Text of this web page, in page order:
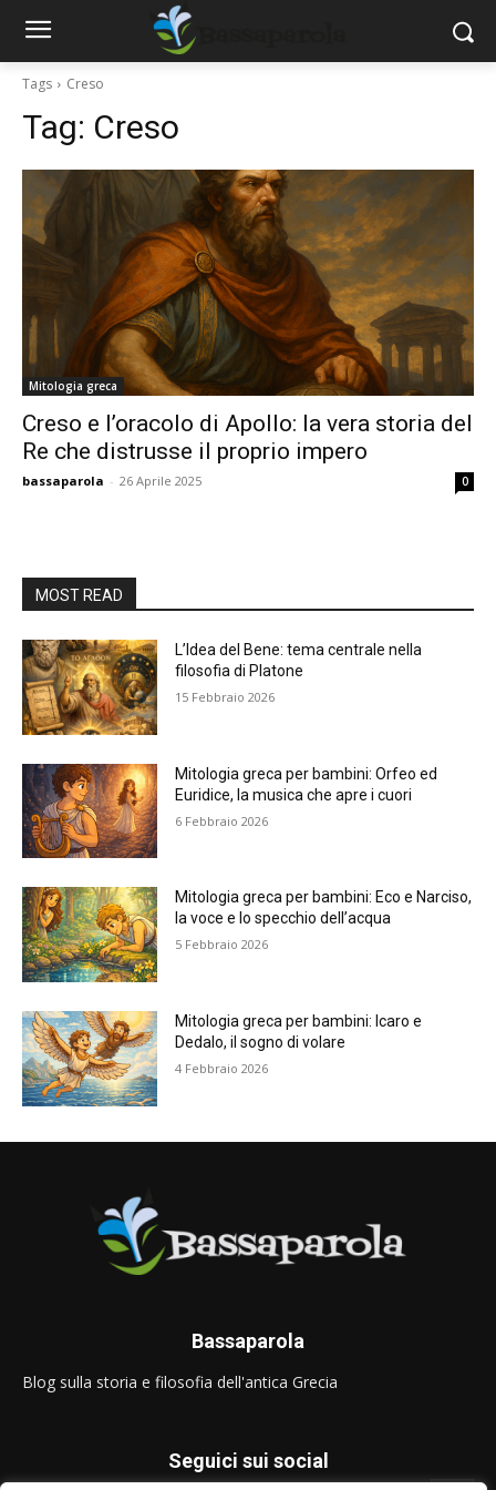
Tags Creso
Tag: Creso
Mitologia greca
Creso e l’oracolo di Apollo: la vera storia del
Re che distrusse il proprio impero
bassaparola - 26 Aprile 2025 0
MOST READ
L’Idea del Bene: tema centrale nella
filosofia di Platone
15 Febbraio 2026
Mitologia greca per bambini: Orfeo ed
Euridice, la musica che apre i cuori
6 Febbraio 2026
Mitologia greca per bambini: Eco e Narciso,
la voce e lo specchio dell’acqua
5 Febbraio 2026
Mitologia greca per bambini: Icaro e
Dedalo, il sogno di volare
4 Febbraio 2026
Bassaparola
Blog sulla storia e filosofia dell'antica Grecia
Seguici sui social